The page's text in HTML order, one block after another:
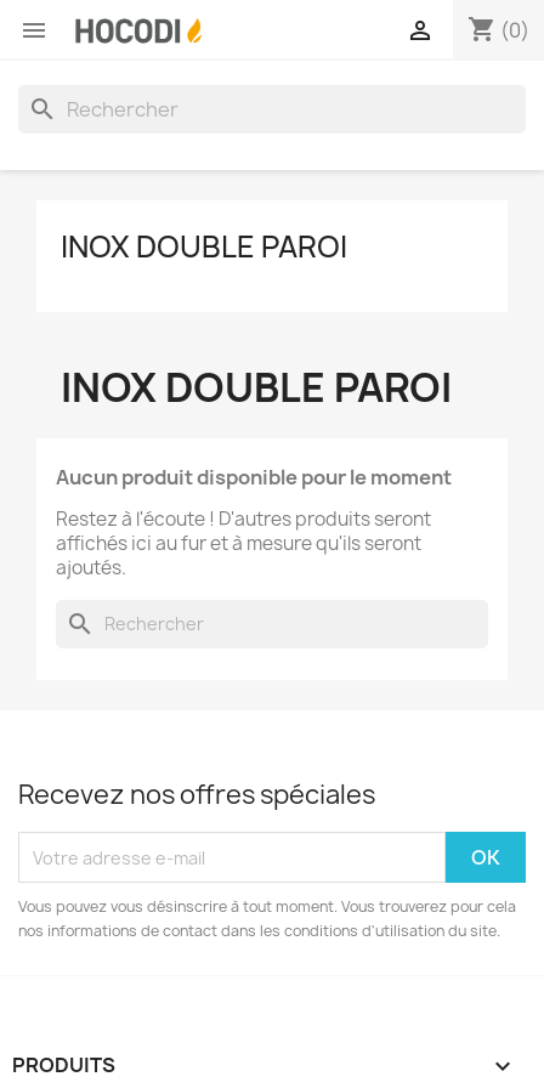
 shopping_cart (0)

search
INOX DOUBLE PAROI
INOX DOUBLE PAROI
Aucun produit disponible pour le moment
Restez à l'écoute ! D'autres produits seront
affichés ici au fur et à mesure qu'ils seront
ajoutés.
search
Recevez nos offres spéciales
Vous pouvez vous désinscrire à tout moment. Vous trouverez pour cela
nos informations de contact dans les conditions d'utilisation du site.
PRODUITS 